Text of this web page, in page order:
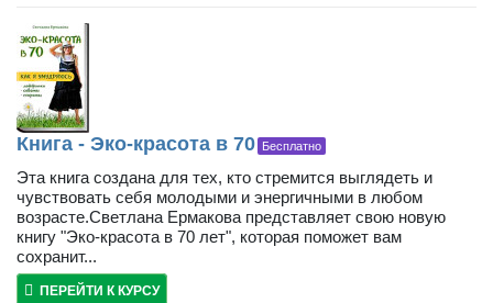
Книга - Эко-красота в 70 Бесплатно
Эта книга создана для тех, кто стремится выглядеть и
чувствовать себя молодыми и энергичными в любом
возрасте.Светлана Ермакова представляет свою новую
книгу "Эко-красота в 70 лет", которая поможет вам
сохранит...
ПЕРЕЙТИ К КУРСУ